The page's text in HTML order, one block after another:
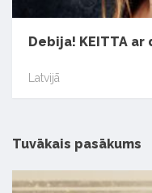
Debija! KEITTA
Latvijā
Tuvākais pasākums